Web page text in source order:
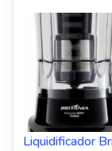
Liquidificador